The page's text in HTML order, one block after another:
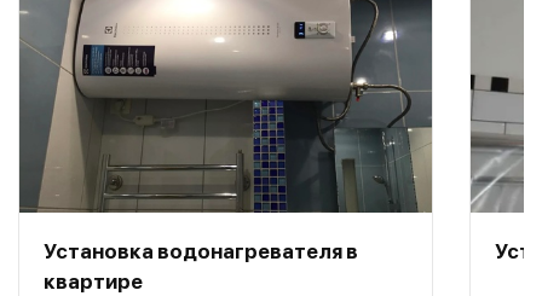
Установка водонагревателя в
квартире